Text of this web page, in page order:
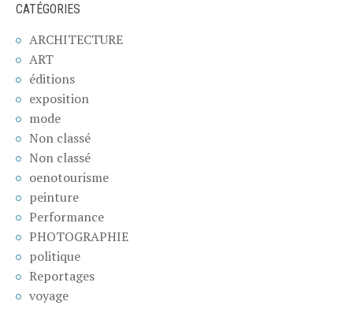
CATÉGORIES
ARCHITECTURE
ART
éditions
exposition
mode
Non classé
Non classé
oenotourisme
peinture
Performance
PHOTOGRAPHIE
politique
Reportages
voyage